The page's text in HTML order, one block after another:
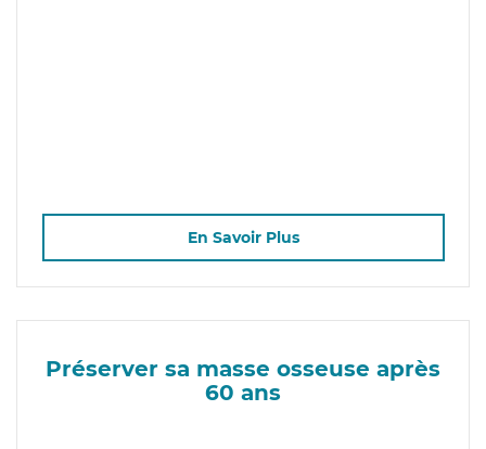
En Savoir Plus
Préserver sa masse osseuse après
60 ans